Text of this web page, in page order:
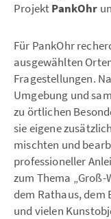
ProjektPankOhr
Für PankOhr
ausgewählten
Fragestellungen.
Umgebung und
zu örtlichen
sie eigene
mischten und
professioneller
zum Thema
dem Rathaus, dem
und vielen